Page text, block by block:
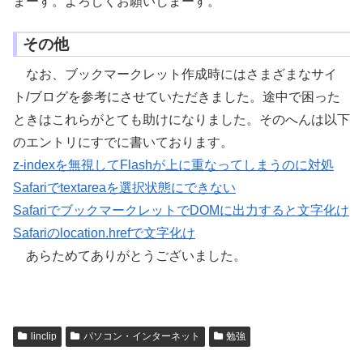
その他
なお、ブックマークレット作成時にはさまざまなサイ
ト/ブログを参考にさせていただきました。途中で困った
ときはこれらがとても助けになりました。そのへんは以下
のエントリにすでに書いております。
z-indexを無視してFlashが上に重なってしまうのに対処
Safariでtextareaを選択状態にできない
SafariでブックマークレットでDOMに出力すると文字化け
Safariのlocation.hrefで文字化け
あらためてありがとうございました。
linclip パソコン・インターネット 勉強